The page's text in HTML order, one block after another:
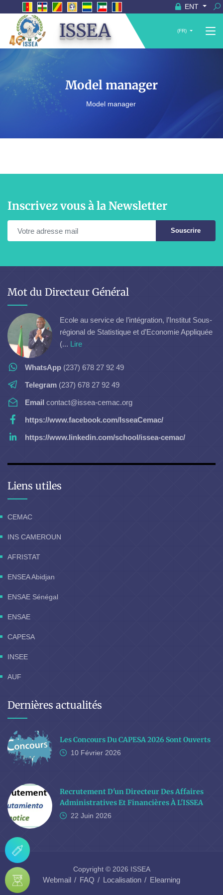
ENT
ISSEA (FR)
Model manager
Model manager
Inscrivez vous à la Newsletter
Souscrire
Mot du Directeur Général
Ecole au service de l’intégration, l’Institut Sous-
régional de Statistique et d’Economie Appliquée
(... Lire
WhatsApp (237) 678 27 92 49
Telegram (237) 678 27 92 49
Email contact@issea-cemac.org
https://www.facebook.com/IsseaCemac/
https://www.linkedin.com/school/issea-cemac/
Liens utiles
CEMAC
INS CAMEROUN
AFRISTAT
ENSEA Abidjan
ENSAE Sénégal
ENSAE
CAPESA
INSEE
AUF
Dernières actualités
Les Concours Du CAPESA 2026 Sont Ouverts
10 Février 2026
Recrutement D'un Directeur Des Affaires
Administratives Et Financières À L'ISSEA
22 Juin 2026
Copyright © 2026 ISSEA
Webmail FAQ Localisation Elearning